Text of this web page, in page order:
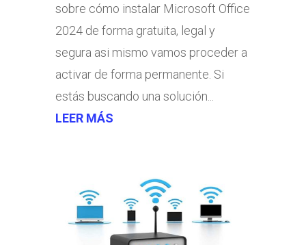
sobre cómo instalar Microsoft Office
2024 de forma gratuita, legal y
segura asi mismo vamos proceder a
activar de forma permanente. Si
estás buscando una solución...
LEER MÁS